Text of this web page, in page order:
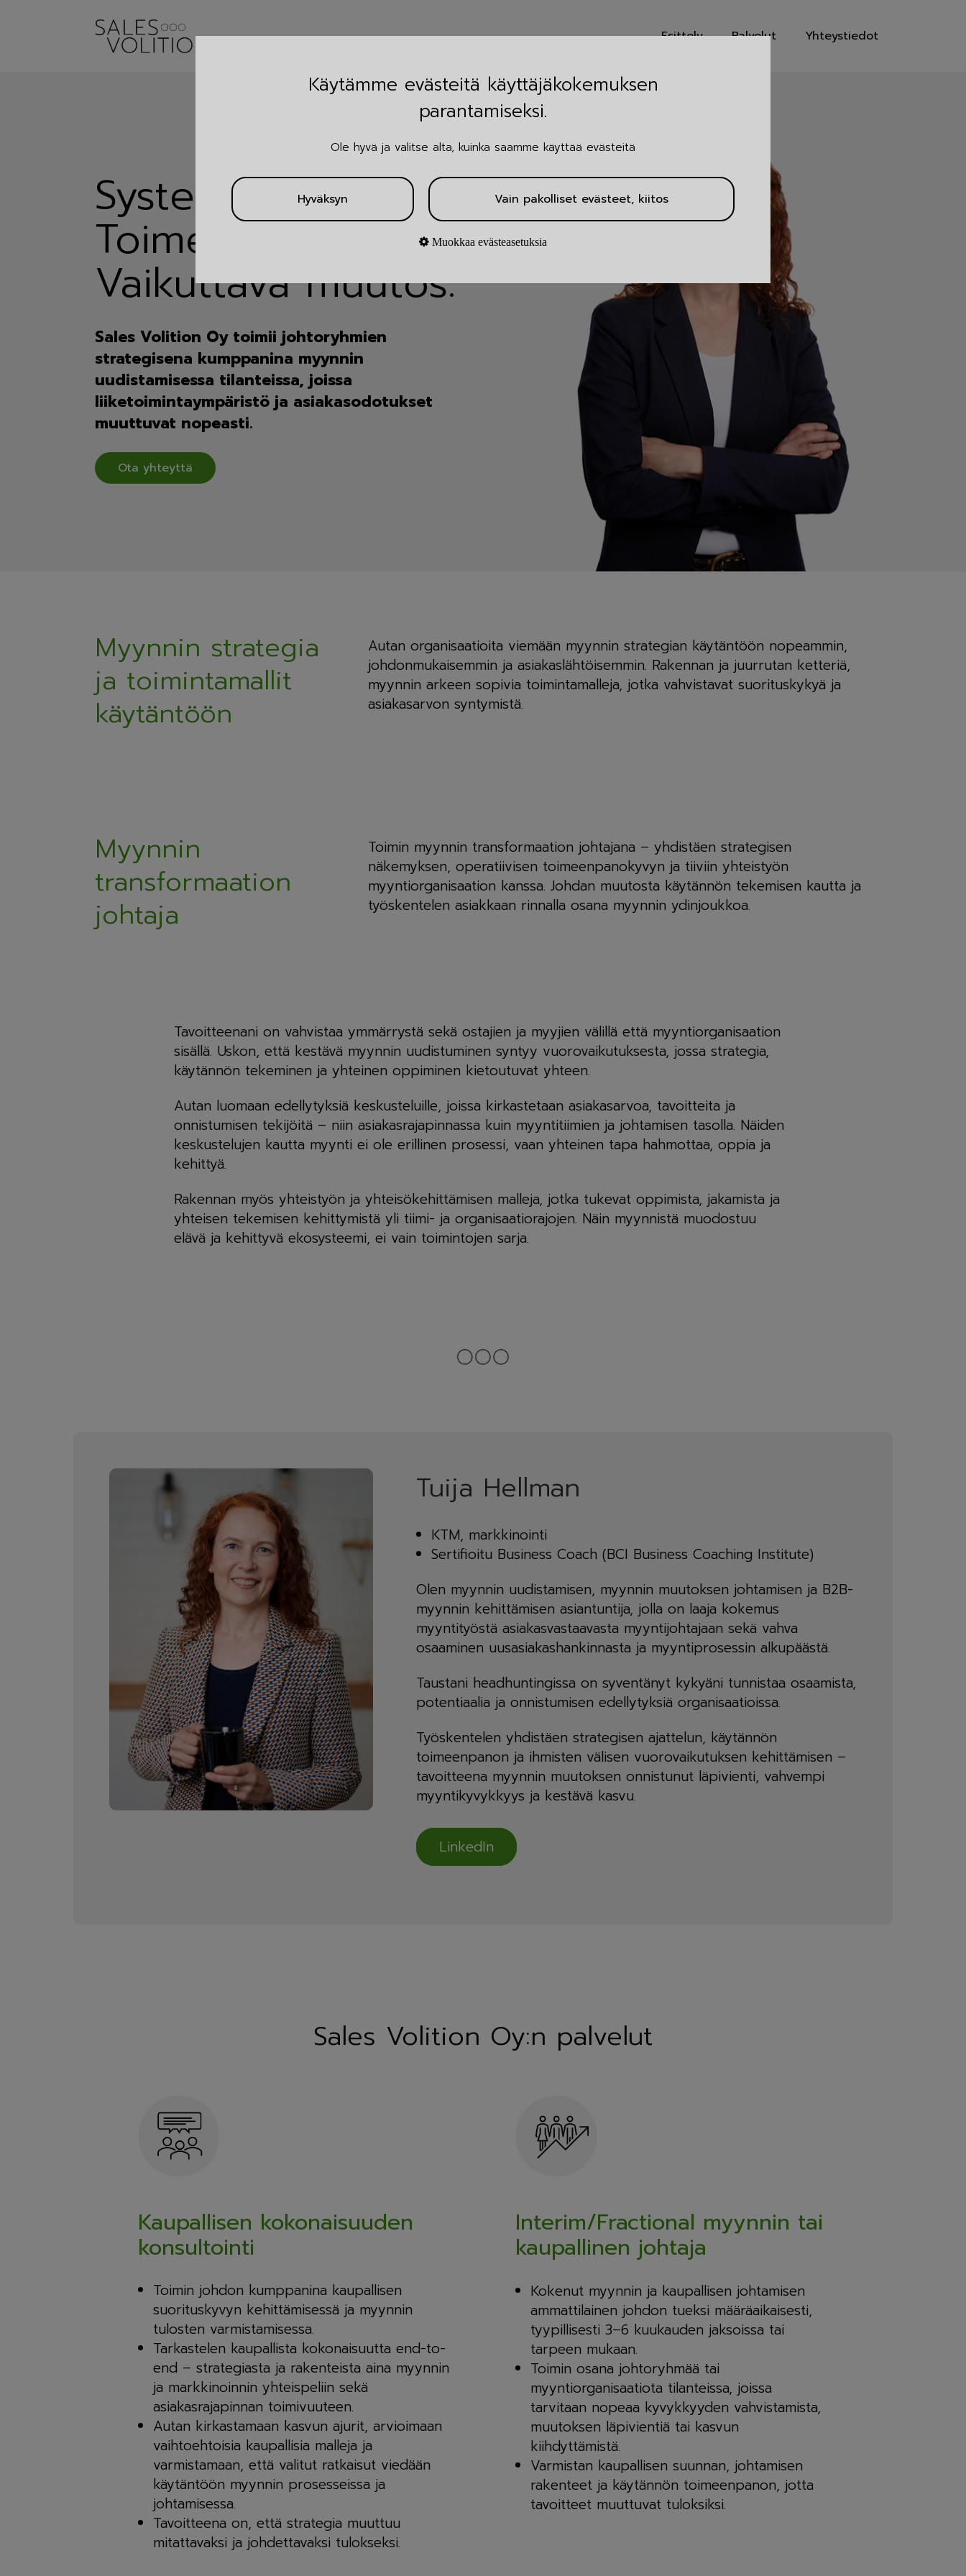
Esittely Palvelut Yhteystiedot
Systeemi.
Toimeenpano.
Vaikuttava muutos.
Sales Volition Oy toimii johtoryhmien
strategisena kumppanina myynnin
uudistamisessa tilanteissa, joissa
liiketoimintaympäristö ja asiakasodotukset
muuttuvat nopeasti.
Ota yhteyttä
Myynnin strategia
ja toimintamallit
käytäntöön
Autan organisaatioita viemään myynnin strategian käytäntöön nopeammin,
johdonmukaisemmin ja asiakaslähtöisemmin. Rakennan ja juurrutan ketteriä,
myynnin arkeen sopivia toimintamalleja, jotka vahvistavat suorituskykyä ja
asiakasarvon syntymistä.
Myynnin
transformaation
johtaja
Toimin myynnin transformaation johtajana – yhdistäen strategisen
näkemyksen, operatiivisen toimeenpanokyvyn ja tiiviin yhteistyön
myyntiorganisaation kanssa. Johdan muutosta käytännön tekemisen kautta ja
työskentelen asiakkaan rinnalla osana myynnin ydinjoukkoa.
Tavoitteenani on vahvistaa ymmärrystä sekä ostajien ja myyjien välillä että myyntiorganisaation
sisällä. Uskon, että kestävä myynnin uudistuminen syntyy vuorovaikutuksesta, jossa strategia,
käytännön tekeminen ja yhteinen oppiminen kietoutuvat yhteen.
Autan luomaan edellytyksiä keskusteluille, joissa kirkastetaan asiakasarvoa, tavoitteita ja
onnistumisen tekijöitä – niin asiakasrajapinnassa kuin myyntitiimien ja johtamisen tasolla. Näiden
keskustelujen kautta myynti ei ole erillinen prosessi, vaan yhteinen tapa hahmottaa, oppia ja
kehittyä.
Rakennan myös yhteistyön ja yhteisökehittämisen malleja, jotka tukevat oppimista, jakamista ja
yhteisen tekemisen kehittymistä yli tiimi- ja organisaatiorajojen. Näin myynnistä muodostuu
elävä ja kehittyvä ekosysteemi, ei vain toimintojen sarja.
Tuija Hellman
KTM, markkinointi
Sertifioitu Business Coach (BCI Business Coaching Institute)
Olen myynnin uudistamisen, myynnin muutoksen johtamisen ja B2B-
myynnin kehittämisen asiantuntija, jolla on laaja kokemus
myyntityöstä asiakasvastaavasta myyntijohtajaan sekä vahva
osaaminen uusasiakashankinnasta ja myyntiprosessin alkupäästä.
Taustani headhuntingissa on syventänyt kykyäni tunnistaa osaamista,
potentiaalia ja onnistumisen edellytyksiä organisaatioissa.
Työskentelen yhdistäen strategisen ajattelun, käytännön
toimeenpanon ja ihmisten välisen vuorovaikutuksen kehittämisen –
tavoitteena myynnin muutoksen onnistunut läpivienti, vahvempi
myyntikyvykkyys ja kestävä kasvu.
LinkedIn
Sales Volition Oy:n palvelut
Kaupallisen kokonaisuuden
konsultointi
Toimin johdon kumppanina kaupallisen
suorituskyvyn kehittämisessä ja myynnin
tulosten varmistamisessa.
Tarkastelen kaupallista kokonaisuutta end-to-
end – strategiasta ja rakenteista aina myynnin
ja markkinoinnin yhteispeliin sekä
asiakasrajapinnan toimivuuteen.
Autan kirkastamaan kasvun ajurit, arvioimaan
vaihtoehtoisia kaupallisia malleja ja
varmistamaan, että valitut ratkaisut viedään
käytäntöön myynnin prosesseissa ja
johtamisessa.
Tavoitteena on, että strategia muuttuu
mitattavaksi ja johdettavaksi tulokseksi.
Interim/Fractional myynnin tai
kaupallinen johtaja
Kokenut myynnin ja kaupallisen johtamisen
ammattilainen johdon tueksi määräaikaisesti,
tyypillisesti 3–6 kuukauden jaksoissa tai
tarpeen mukaan.
Toimin osana johtoryhmää tai
myyntiorganisaatiota tilanteissa, joissa
tarvitaan nopeaa kyvykkyyden vahvistamista,
muutoksen läpivientiä tai kasvun
kiihdyttämistä.
Varmistan kaupallisen suunnan, johtamisen
rakenteet ja käytännön toimeenpanon, jotta
tavoitteet muuttuvat tuloksiksi.
Käytämme evästeitä käyttäjäkokemuksen
parantamiseksi.
Ole hyvä ja valitse alta, kuinka saamme käyttää evästeitä
Hyväksyn Vain pakolliset evästeet, kiitos
Muokkaa evästeasetuksia